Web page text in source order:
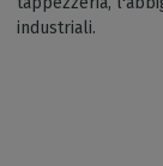
industriali.